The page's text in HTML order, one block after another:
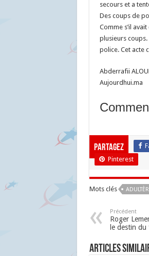
secours et a
Des coups de
Comme s’il
plusieurs coups.
police. Cet acte
Abderrafii
Aujourdhui.ma
Partagez
Pinterest
Mots clés
Précédent
Roger
le destin
Articles